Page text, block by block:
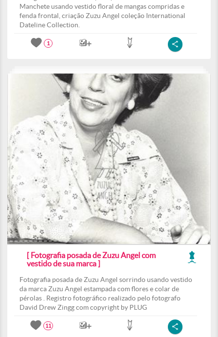
Manchete usando vestido floral de mangas compridas e
fenda frontal, criação Zuzu Angel coleção International
Dateline Collection.
1
[ Fotografia posada de Zuzu Angel com
vestido de sua marca ]
Fotografia posada de Zuzu Angel sorrindo usando vestido
da marca Zuzu Angel estampada com flores e colar de
pérolas . Registro fotográfico realizado pelo fotografo
David Drew Zingg com copyright by PLUG
11